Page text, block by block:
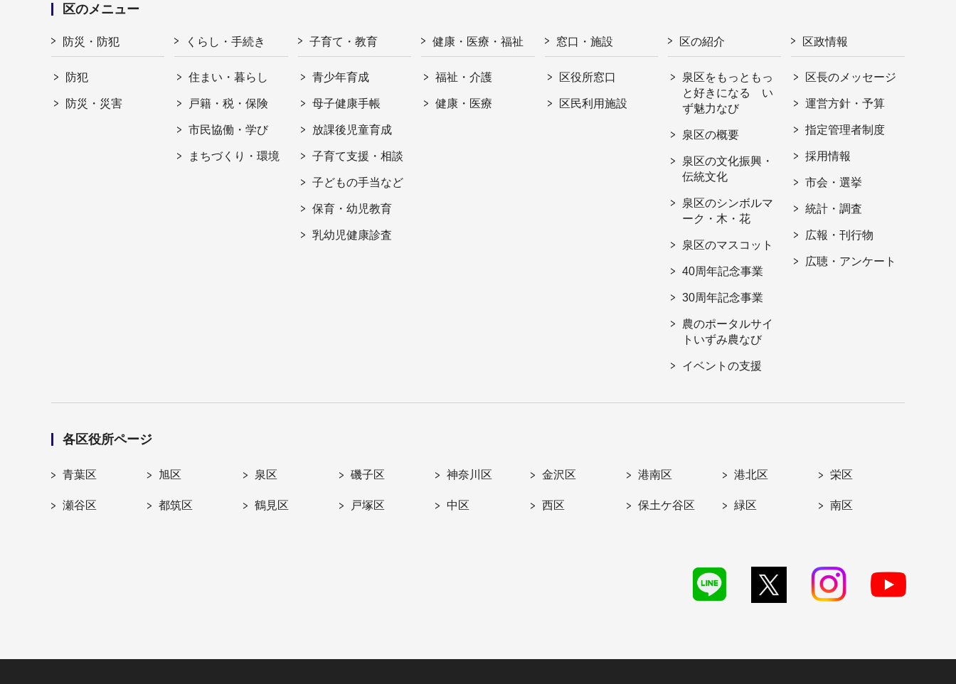
区のメニュー
防災・防犯
防犯
防災・災害
くらし・手続き
住まい・暮らし
戸籍・税・保険
市民協働・学び
まちづくり・環境
子育て・教育
青少年育成
母子健康手帳
放課後児童育成
子育て支援・相談
子どもの手当など
保育・幼児教育
乳幼児健康診査
健康・医療・福祉
福祉・介護
健康・医療
窓口・施設
区役所窓口
区民利用施設
区の紹介
泉区をもっともっ
と好きになる い
ず魅力なび
泉区の概要
泉区の文化振興・
伝統文化
泉区のシンボルマ
ーク・木・花
泉区のマスコット
40周年記念事業
30周年記念事業
農のポータルサイ
トいずみ農なび
イベントの支援
区政情報
区長のメッセージ
運営方針・予算
指定管理者制度
採用情報
市会・選挙
統計・調査
広報・刊行物
広聴・アンケート
各区役所ページ
青葉区 旭区 泉区 磯子区 神奈川区 金沢区 港南区 港北区 栄区
瀬谷区 都筑区 鶴見区 戸塚区 中区 西区 保土ケ谷区 緑区 南区